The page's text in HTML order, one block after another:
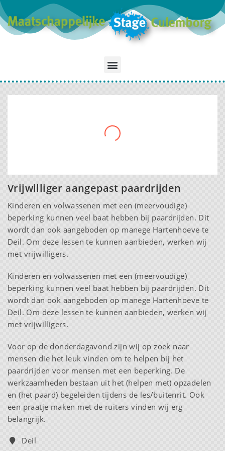
Vrijwilliger aangepast paardrijden
Kinderen en volwassenen met een (meervoudige)
beperking kunnen veel baat hebben bij paardrijden. Dit
wordt dan ook aangeboden op manege Hartenhoeve te
Deil. Om deze lessen te kunnen aanbieden, werken wij
met vrijwilligers.
Kinderen en volwassenen met een (meervoudige)
beperking kunnen veel baat hebben bij paardrijden. Dit
wordt dan ook aangeboden op manege Hartenhoeve te
Deil. Om deze lessen te kunnen aanbieden, werken wij
met vrijwilligers.
Voor op de donderdagavond zijn wij op zoek naar
mensen die het leuk vinden om te helpen bij het
paardrijden voor mensen met een beperking. De
werkzaamheden bestaan uit het (helpen met) opzadelen
en (het paard) begeleiden tijdens de les/buitenrit. Ook
een praatje maken met de ruiters vinden wij erg
belangrijk.
Deil